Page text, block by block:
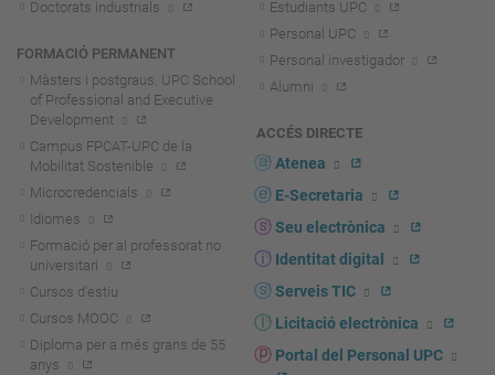
Doctorats industrials
FORMACIÓ PERMANENT
Màsters i postgraus. UPC School
of Professional and Executive
Development
Campus FPCAT-UPC de la
Mobilitat Sostenible
Microcredencials
Idiomes
Formació per al professorat no
universitari
Cursos d'estiu
Cursos MOOC
Diploma per a més grans de 55
anys
Estudiants UPC
Personal UPC
Personal investigador
Alumni
ACCÉS DIRECTE
Atenea
E-Secretaria
Seu electrònica
Identitat digital
Serveis TIC
Licitació electrònica
Portal del Personal UPC